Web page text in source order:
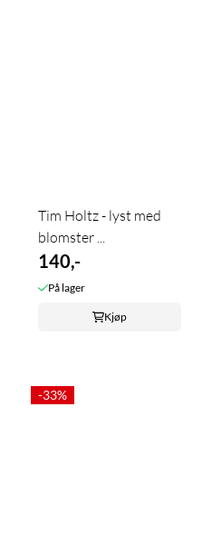
Tim Holtz - lyst med
blomster ...
140,-
På lager
Kjøp
-33%